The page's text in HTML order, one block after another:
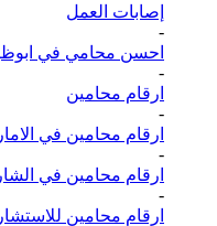
إصابات العمل
-
احسن محامي في
-
ارقام محامين
-
ارقام محامين في
-
ارقام محامين في
-
ارقام محامين